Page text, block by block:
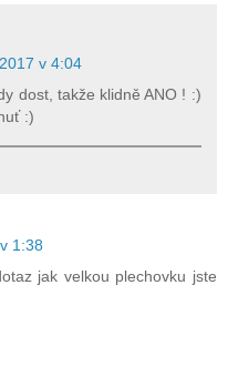
v 4:04
dost, takže klidně ANO ! :)
:)
1:38
jak velkou plechovku jste